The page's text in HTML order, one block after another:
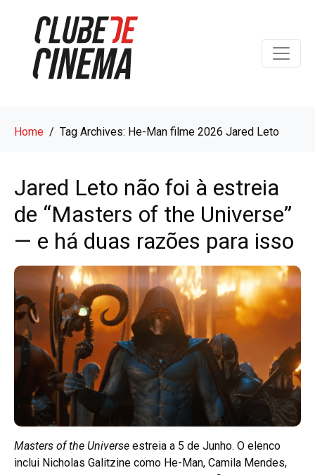
Home Tag Archives: He-Man filme 2026 Jared Leto
Jared Leto não foi à estreia
de “Masters of the Universe”
— e há duas razões para isso
Masters of the Universe estreia a 5 de Junho. O elenco
inclui Nicholas Galitzine como He-Man, Camila Mendes,